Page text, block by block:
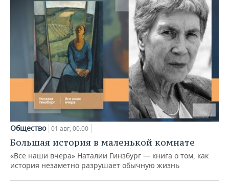
Общество 01 авг, 00:00
Большая история в маленькой комнате
«Все наши вчера» Наталии Гинзбург — книга о том, как
история незаметно разрушает обычную жизнь